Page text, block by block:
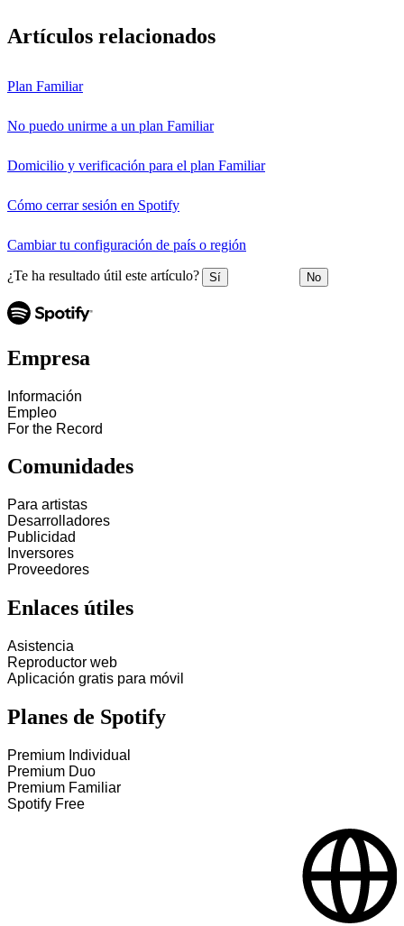
Artículos relacionados
Plan Familiar
No puedo unirme a un plan Familiar
Domicilio y verificación para el plan Familiar
Cómo cerrar sesión en Spotify
Cambiar tu configuración de país o región
¿Te ha resultado útil este artículo? Sí No
Empresa
Información
Empleo
For the Record
Comunidades
Para artistas
Desarrolladores
Publicidad
Inversores
Proveedores
Enlaces útiles
Asistencia
Reproductor web
Aplicación gratis para móvil
Planes de Spotify
Premium Individual
Premium Duo
Premium Familiar
Spotify Free